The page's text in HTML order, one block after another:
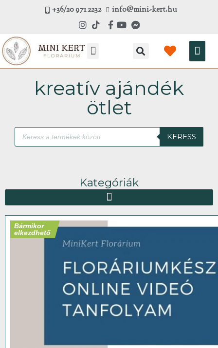
+36/20 971 2232 info@mini-kert.hu
kreatív ajándék
ötlet
Products
search
KERESS
Kategóriák
Bármikor
elkezdhető